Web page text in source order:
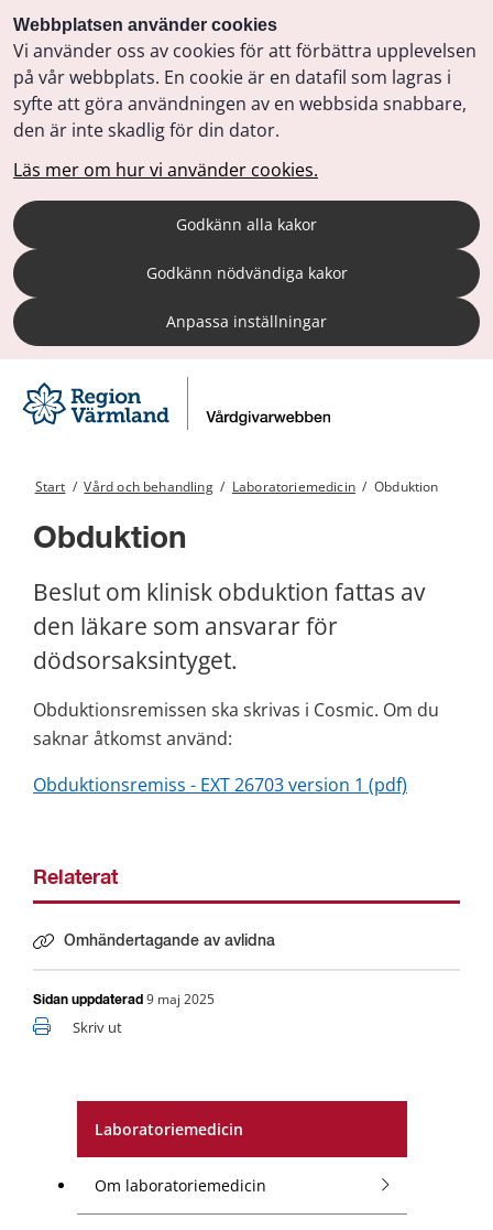
Webbplatsen använder cookies
Vi använder oss av cookies för att förbättra upplevelsen
på vår webbplats. En cookie är en datafil som lagras i
syfte att göra användningen av en webbsida snabbare,
den är inte skadlig för din dator.
Läs mer om hur vi använder cookies.
Godkänn alla kakor
Godkänn nödvändiga kakor
Anpassa inställningar
Start / Vård och behandling / Laboratoriemedicin / Obduktion
Laboratoriemedicin
Om laboratoriemedicin
Obduktion
Beslut om klinisk obduktion fattas av
den läkare som ansvarar för
dödsorsaksintyget.
Obduktionsremissen ska skrivas i Cosmic. Om du
saknar åtkomst använd:
Obduktionsremiss - EXT 26703 version 1 (pdf)
Relaterat
Omhändertagande av avlidna
Sidan uppdaterad 9 maj 2025
Skriv ut